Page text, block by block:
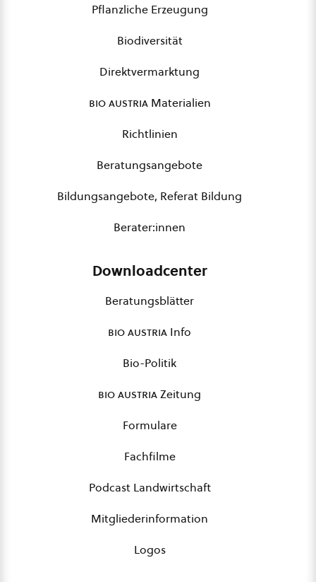
Pflanzliche Erzeugung
Biodiversität
Direktvermarktung
bio austriaMaterialien
Richtlinien
Beratungsangebote
Bildungsangebote, Referat Bildung
Berater:innen
Downloadcenter
Beratungsblätter
bio austria Info
Bio-Politik
bio austriaZeitung
Formulare
Fachfilme
Podcast Landwirtschaft
Mitgliederinformation
Logos